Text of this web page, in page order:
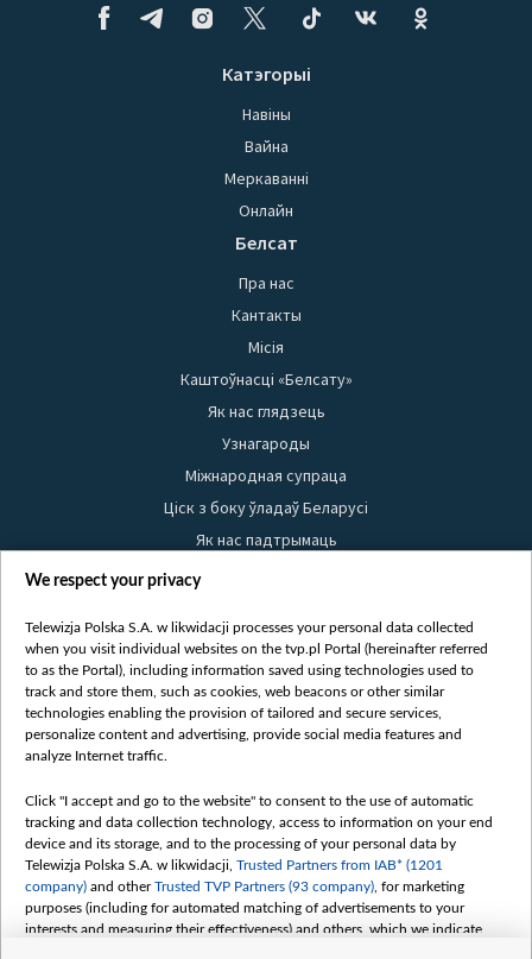
Катэгорыі
Навіны
Вайна
Меркаванні
Онлайн
Белсат
Пра нас
Кантакты
Місія
Каштоўнасці «Белсату»
Як нас глядзець
Узнагароды
Міжнародная супраца
Ціск з боку ўладаў Беларусі
Як нас падтрымаць
Правілы выкарыстання матэрыялаў
Бяспека
Youtube
Белсат news
Белсат Shorts
Жэстачайшы мульт
Belsat English
Biełsat PL
Белсат Now
Белсат History
We respect your privacy
Telewizja Polska S.A. w likwidacji processes your personal data collected
when you visit individual websites on the tvp.pl Portal (hereinafter referred
to as the Portal), including information saved using technologies used to
track and store them, such as cookies, web beacons or other similar
technologies enabling the provision of tailored and secure services,
personalize content and advertising, provide social media features and
analyze Internet traffic.
Click "I accept and go to the website" to consent to the use of automatic
tracking and data collection technology, access to information on your end
device and its storage, and to the processing of your personal data by
Telewizja Polska S.A. w likwidacji, Trusted Partners from IAB* (1201
company) and otherTrusted TVP Partners (93 company) , for marketing
purposes (including for automated matching of advertisements to your
interests and measuring their effectiveness) and others, which we indicate